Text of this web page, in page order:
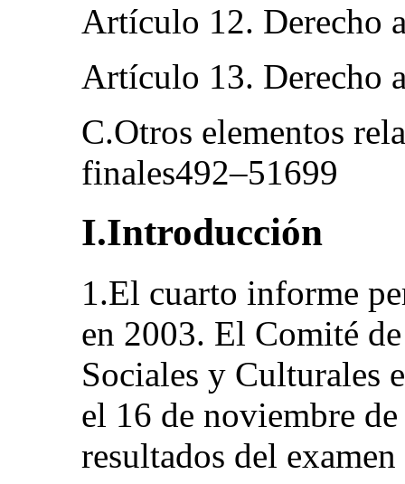
Artículo 12. Derecho
Artículo 13. Derecho
C.Otros elementos
finales492–51699
I.Introducción
1.El cuarto informe
en 2003. El Comité
Sociales y Culturales
el 16 de noviembre
resultados del